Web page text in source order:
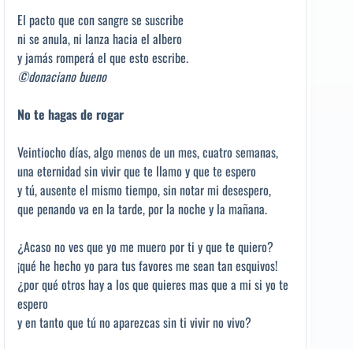
El pacto que con sangre se suscribe
ni se anula, ni lanza hacia el albero
y jamás romperá el que esto escribe.
©donaciano bueno
No te hagas de rogar
Veintiocho días, algo menos de un mes, cuatro semanas,
una eternidad sin vivir que te llamo y que te espero
y tú, ausente el mismo tiempo, sin notar mi desespero,
que penando va en la tarde, por la noche y la mañana.
¿Acaso no ves que yo me muero por ti y que te quiero?
¡qué he hecho yo para tus favores me sean tan esquivos!
¿por qué otros hay a los que quieres mas que a mi si yo te
espero
y en tanto que tú no aparezcas sin ti vivir no vivo?